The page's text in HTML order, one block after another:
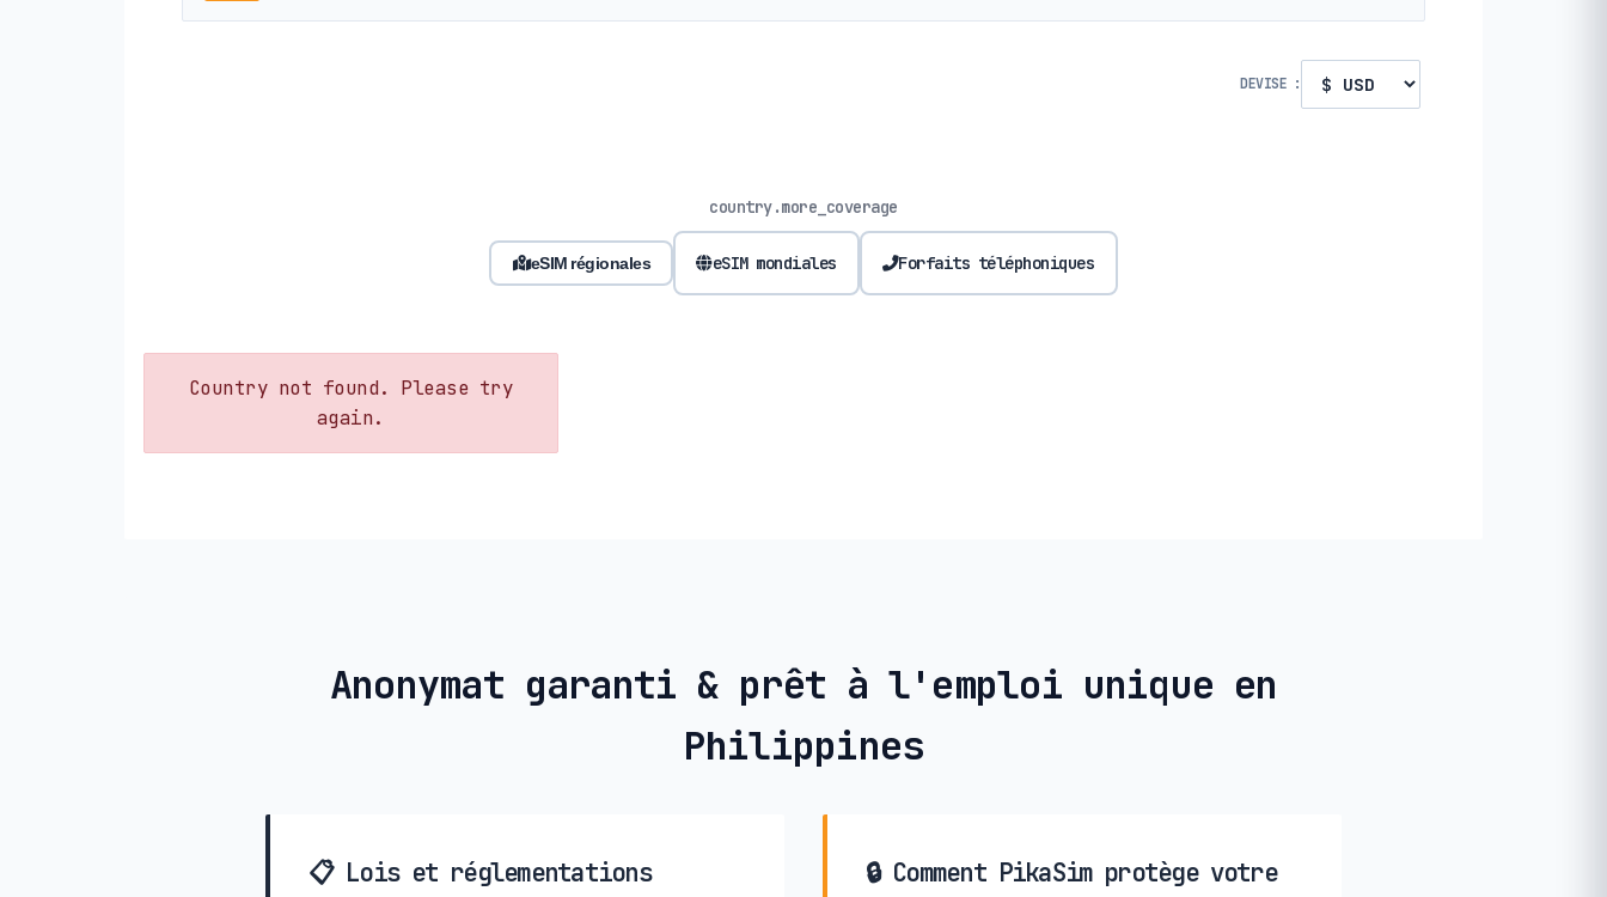
DEVISE :
country.more_coverage
eSIM régionales eSIM mondiales Forfaits téléphoniques
Country not found. Please try
again.
Anonymat garanti & prêt à l'emploi unique en
Philippines
📋 Lois et réglementations
🔒 Comment PikaSim protège votre